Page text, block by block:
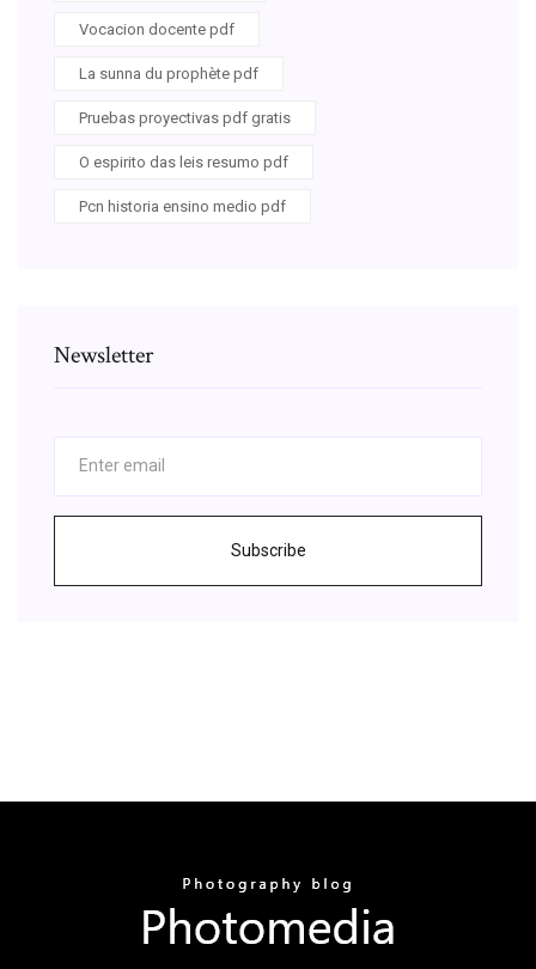
Vocacion docente pdf
La sunna du prophète pdf
Pruebas proyectivas pdf gratis
O espirito das leis resumo pdf
Pcn historia ensino medio pdf
Newsletter
Subscribe